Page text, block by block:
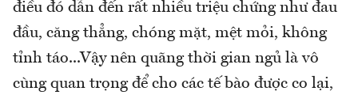
điều đó dẫn đến rất nhiều triệu chứng như đau
đầu, căng thẳng, chóng mặt, mệt mỏi, không
tỉnh táo...Vậy nên quãng thời gian ngủ là vô
cùng quan trọng để cho các tế bào được co lại,